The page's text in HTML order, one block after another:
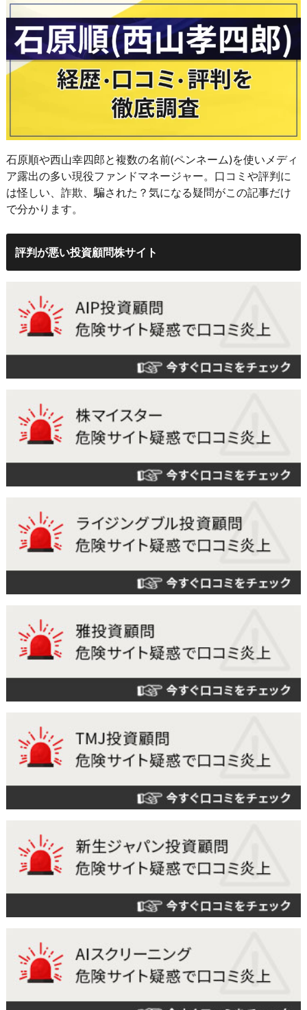
石原順や西山幸四郎と複数の名前(ペンネーム)を使いメディ
ア露出の多い現役ファンドマネージャー。口コミや評判に
は怪しい、詐欺、騙された？気になる疑問がこの記事だけ
で分かります。
評判が悪い投資顧問株サイト